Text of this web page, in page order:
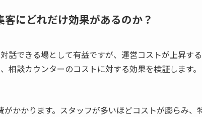
にどれだけ効果があるのか？
話できる場として有益ですが、運営コストが上昇す
談カウンターのコストに対する効果を検証します。
かかります。スタッフが多いほどコストが膨らみ、